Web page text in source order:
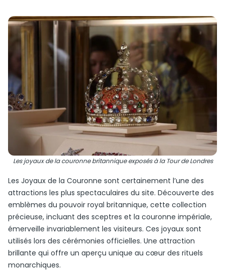
Les joyaux de la couronne britannique exposés à la Tour de Londres
Les Joyaux de la Couronne sont certainement l’une des
attractions les plus spectaculaires du site. Découverte des
emblèmes du pouvoir royal britannique, cette collection
précieuse, incluant des sceptres et la couronne impériale,
émerveille invariablement les visiteurs. Ces joyaux sont
utilisés lors des cérémonies officielles. Une attraction
brillante qui offre un aperçu unique au cœur des rituels
monarchiques.